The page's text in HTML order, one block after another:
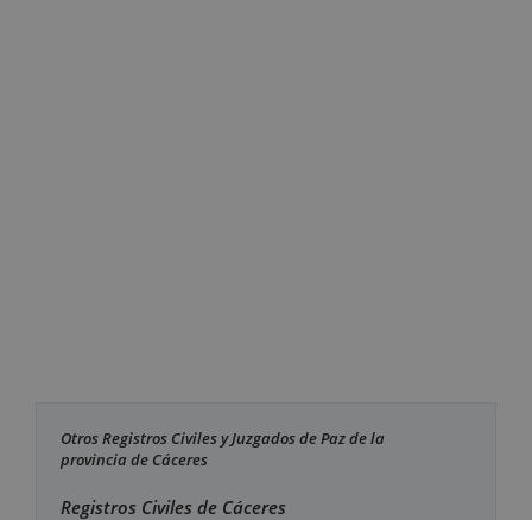
Otros Registros Civiles y Juzgados de Paz de la
provincia de Cáceres
Registros Civiles de Cáceres